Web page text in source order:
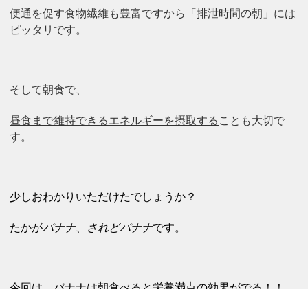
便通を促す食物繊維も豊富ですから「排泄時間の朝」には
ピッタリです。
そして朝食で、
昼食まで維持できるエネルギーを摂取する ことも大切で
す。
少しおわかりいただけたでしょうか？
たかがバナナ、 されどバナナです。